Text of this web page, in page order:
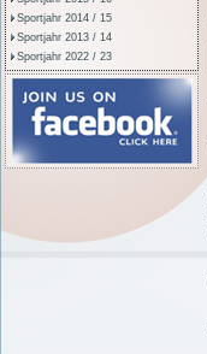
Sportjahr 2014 / 15
Sportjahr 2013 / 14
Sportjahr 2022 / 23